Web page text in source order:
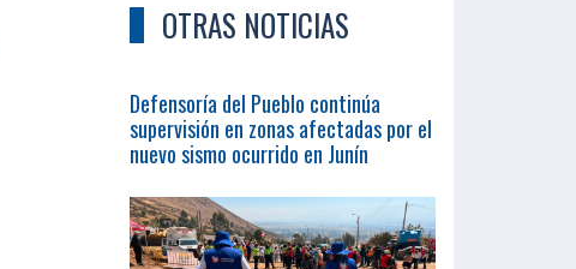
OTRAS NOTICIAS
Defensoría del Pueblo continúa
supervisión en zonas afectadas por el
nuevo sismo ocurrido en Junín